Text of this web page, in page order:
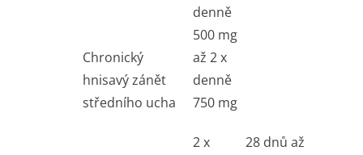
Chronický
hnisavý zánět
středního ucha
denně
500 mg
až 2 x
denně
750 mg
2 x
28 dnů až